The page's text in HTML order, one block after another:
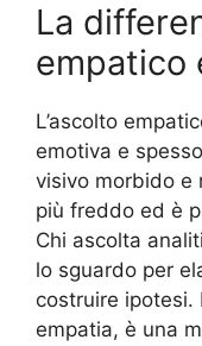
La
empatico
L’ascolto
emotiva e
visivo morbido e
più freddo ed è
Chi ascolta
lo sguardo per
costruire ipotesi.
empatia, è una